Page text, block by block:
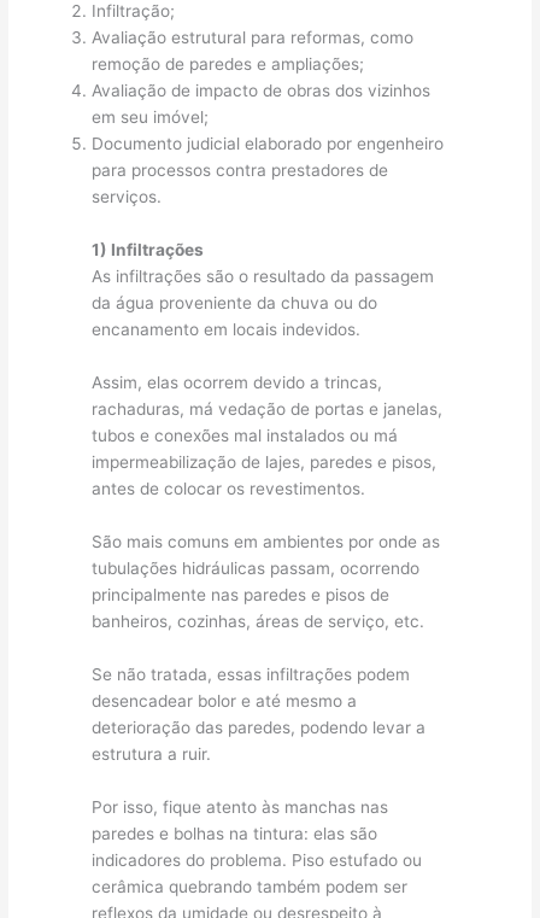
Infiltração;
Avaliação estrutural para reformas, como
remoção de paredes e ampliações;
Avaliação de impacto de obras dos vizinhos
em seu imóvel;
Documento judicial elaborado por engenheiro
para processos contra prestadores de
serviços.
1) Infiltrações
As infiltrações são o resultado da passagem
da água proveniente da chuva ou do
encanamento em locais indevidos.
Assim, elas ocorrem devido a trincas,
rachaduras, má vedação de portas e janelas,
tubos e conexões mal instalados ou má
impermeabilização de lajes, paredes e pisos,
antes de colocar os revestimentos.
São mais comuns em ambientes por onde as
tubulações hidráulicas passam, ocorrendo
principalmente nas paredes e pisos de
banheiros, cozinhas, áreas de serviço, etc.
Se não tratada, essas infiltrações podem
desencadear bolor e até mesmo a
deterioração das paredes, podendo levar a
estrutura a ruir.
Por isso, fique atento às manchas nas
paredes e bolhas na tintura: elas são
indicadores do problema. Piso estufado ou
cerâmica quebrando também podem ser
reflexos da umidade ou desrespeito à